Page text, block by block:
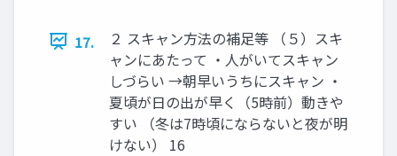
17.
２ スキャン方法の補足等 （５）スキ
ャンにあたって ・人がいてスキャン
しづらい →朝早いうちにスキャン ・
夏頃が日の出が早く（5時前）動きや
すい （冬は7時頃にならないと夜が明
けない） 16